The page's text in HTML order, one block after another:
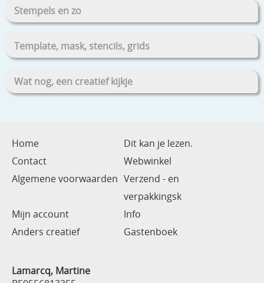
Stempels en zo
Template, mask, stencils, grids
Wat nog, een creatief kijkje
Home
Dit kan je lezen.
Contact
Webwinkel
Algemene voorwaarden Verzend - en
verpakkingsk
Mijn account
Info
Anders creatief
Gastenboek
Lamarcq, Martine